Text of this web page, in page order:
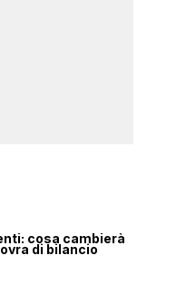
cosa cambierà
di bilancio